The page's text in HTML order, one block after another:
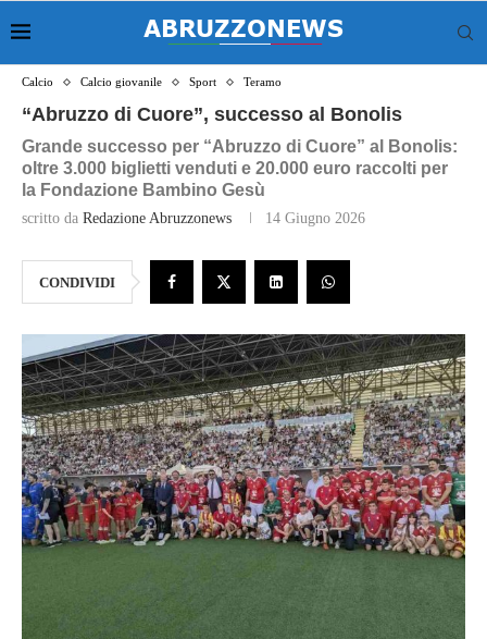
Calcio Calcio giovanile Sport Teramo
“Abruzzo di Cuore”, successo al Bonolis
Grande successo per “Abruzzo di Cuore” al Bonolis:
oltre 3.000 biglietti venduti e 20.000 euro raccolti per
la Fondazione Bambino Gesù
scritto da Redazione Abruzzonews 14 Giugno 2026
CONDIVIDI